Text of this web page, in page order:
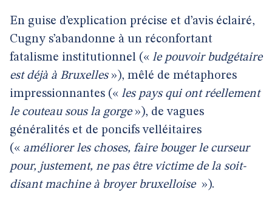
En guise d’explication précise et d’avis éclairé,
Cugny s’abandonne à un réconfortant
fatalisme institutionnel (« le pouvoir budgétaire
est déjà à Bruxelles»), mêlé de métaphores
impressionnantes (« les pays qui ont réellement
le couteau sous la gorge»), de vagues
généralités et de poncifs velléitaires
(« améliorer les choses, faire bouger le curseur
pour, justement, ne pas être victime de la soit-
disant machine à broyer bruxelloise »).